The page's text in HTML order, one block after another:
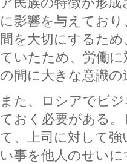
に影響を与えてお
間を大切にするた
ていたため、労働
の間に大きな意識
また、
ロシアでビ
ておく必要がある
て、上司に対して
い事を他人のせい